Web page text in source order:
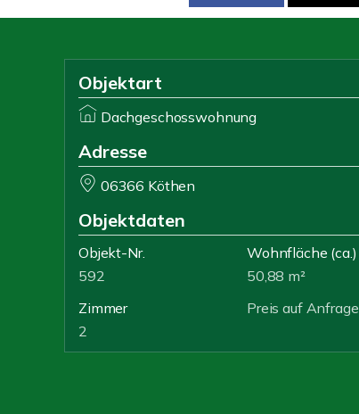
Objektart
Dachgeschosswohnung
Adresse
06366 Köthen
Objektdaten
Objekt-Nr.
592
Wohnfläche (ca.)
50,88 m²
Zimmer
2
Preis auf Anfrage